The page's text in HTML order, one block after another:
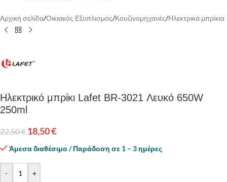
Αρχική σελίδα/Οικιακός Εξοπλισμός/Κουζινομηχανές/Ηλεκτρικά μπρίκια
Ηλεκτρικό μπρίκι Lafet BR-3021 Λευκό 650W
250ml
22,50€ 18,50€
Άμεσα διαθέσιμο / Παράδοση σε 1 – 3 ημέρες
- +